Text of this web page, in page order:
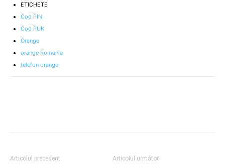
ETICHETE
Cod PIN
Cod PUK
Orange
orange Romania
telefon orange
Articolul precedent Articolul următor